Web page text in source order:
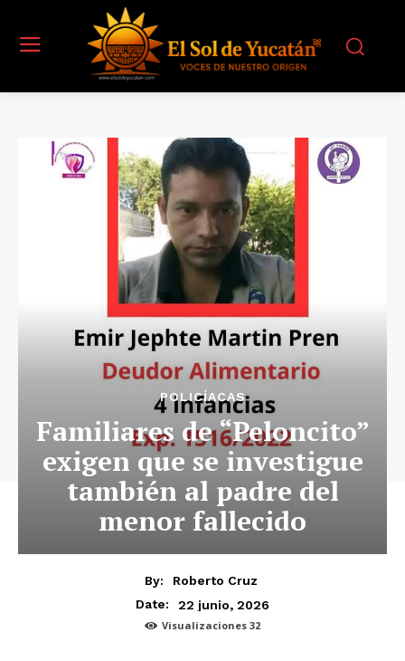
POLICÍACAS
Familiares de “Peloncito”
exigen que se investigue
también al padre del
menor fallecido
By:
Roberto Cruz
Date:
22 junio, 2026
Visualizaciones 32